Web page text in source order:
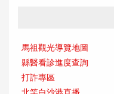
馬祖觀光導覽地圖
縣醫看診進度查詢
打詐專區